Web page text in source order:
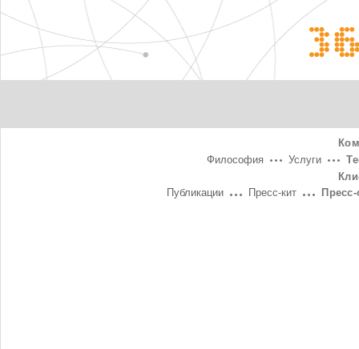
Услуги
Философия
Пресс-кит
Публикации